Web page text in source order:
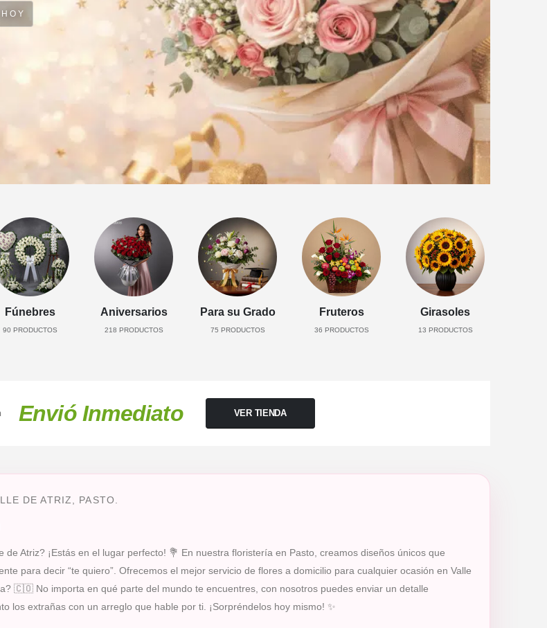
Fúnebres
90 PRODUCTOS
Aniversarios
218 PRODUCTOS
Para su Grado
75 PRODUCTOS
Fruteros
36 PRODUCTOS
Girasoles
13 PRODUCTOS
Envió Inmediato VER TIENDA
DE ATRIZ, PASTO.
Atriz? ¡Estás en el lugar perfecto! 💐 En nuestra floristería en Pasto, creamos diseños únicos que
para decir “te quiero”. Ofrecemos el mejor servicio de flores a domicilio para cualquier ocasión en Valle
🇨🇴 No importa en qué parte del mundo te encuentres, con nosotros puedes enviar un detalle
los extrañas con un arreglo que hable por ti. ¡Sorpréndelos hoy mismo! ✨